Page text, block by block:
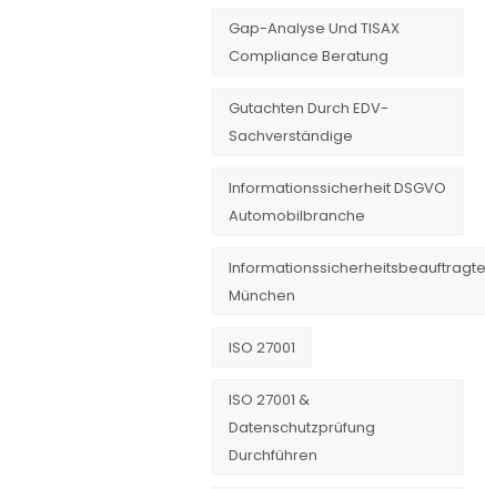
Gap-Analyse Und TISAX
Compliance Beratung
Gutachten Durch EDV-
Sachverständige
Informationssicherheit DSGVO
Automobilbranche
München
ISO 27001
ISO 27001 &
Datenschutzprüfung
Durchführen